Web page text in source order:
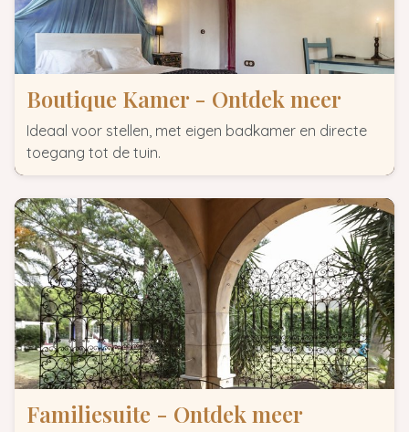
Boutique Kamer - Ontdek meer
Ideaal voor stellen, met eigen badkamer en directe
toegang tot de tuin.
Familiesuite - Ontdek meer